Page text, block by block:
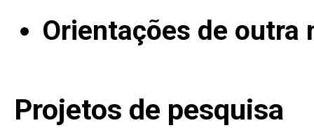
Orientações de outra
Projetos de pesquisa